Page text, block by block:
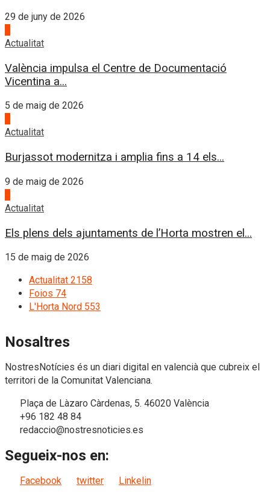
29 de juny de 2026
Actualitat
València impulsa el Centre de Documentació
Vicentina a...
5 de maig de 2026
Actualitat
Burjassot modernitza i amplia fins a 14 els...
9 de maig de 2026
Actualitat
Els plens dels ajuntaments de l’Horta mostren el...
15 de maig de 2026
Actualitat 2158
Foios 74
L'Horta Nord 553
Nosaltres
NostresNotícies és un diari digital en valencià que cubreix el
territori de la Comunitat Valenciana.
Plaça de Làzaro Càrdenas, 5. 46020 València
+96 182 48 84
redaccio@nostresnoticies.es
Segueix-nos en:
Facebook twitter Linkelin